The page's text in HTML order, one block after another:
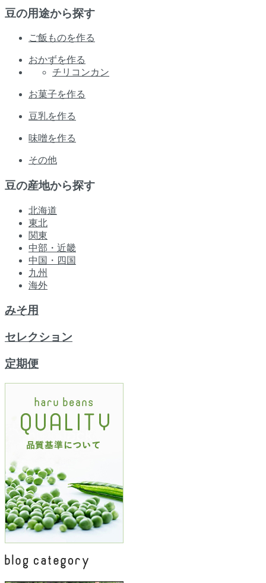
豆の用途から探す
ご飯ものを作る
おかずを作る
チリコンカン
お菓子を作る
豆乳を作る
味噌を作る
その他
豆の産地から探す
北海道
東北
関東
中部・近畿
中国・四国
九州
海外
みそ用
セレクション
定期便